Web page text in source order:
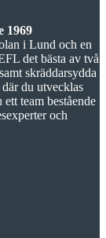
1969
i Lund och en
det bästa av två
skräddarsydda
du utvecklas
team bestående
och